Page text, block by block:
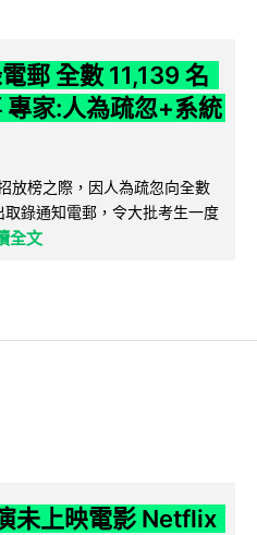
郵 全數 11,139 名
專家:人為疏忽+系統
放榜之際，因人為疏忽向全數
錄通知電郵，令大批考生一度
全文
未上映電影 Netflix